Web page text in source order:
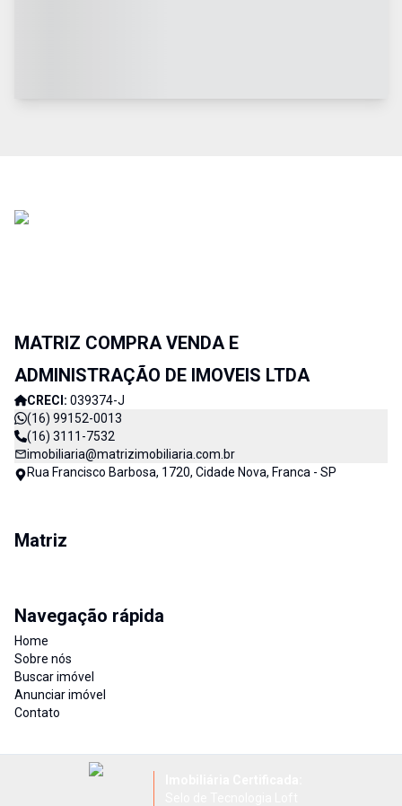
MATRIZ COMPRA VENDA E
ADMINISTRAÇÃO DE IMOVEIS LTDA
CRECI: 039374-J
(16) 99152-0013
(16) 3111-7532
imobiliaria@matrizimobiliaria.com.br
Rua Francisco Barbosa, 1720, Cidade Nova, Franca - SP
Matriz
Navegação rápida
Home
Sobre nós
Buscar imóvel
Anunciar imóvel
Contato